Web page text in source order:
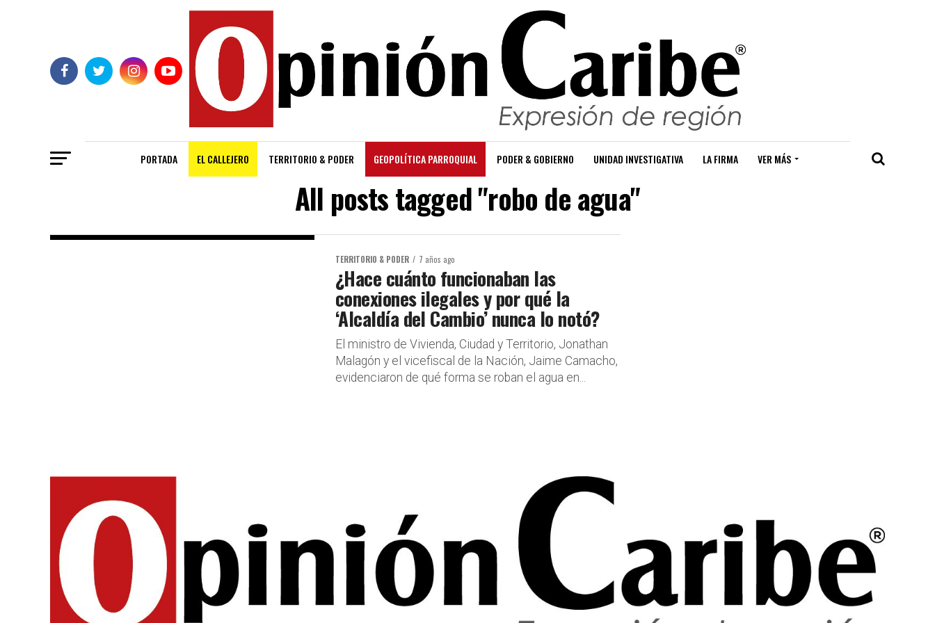
PORTADA EL CALLEJERO TERRITORIO & PODER GEOPOLÍTICA PARROQUIAL PODER & GOBIERNO UNIDAD INVESTIGATIVA LA FIRMA VER MÁS
All posts tagged "robo de agua"
TERRITORIO & PODER 7 años ago
¿Hace cuánto funcionaban las
conexiones ilegales y por qué la
‘Alcaldía del Cambio’ nunca lo notó?
El ministro de Vivienda, Ciudad y Territorio, Jonathan
Malagón y el vicefiscal de la Nación, Jaime Camacho,
evidenciaron de qué forma se roban el agua en...